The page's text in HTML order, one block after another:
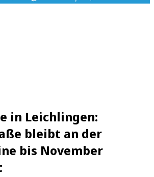
in Leichlingen:
bleibt an der
bis November